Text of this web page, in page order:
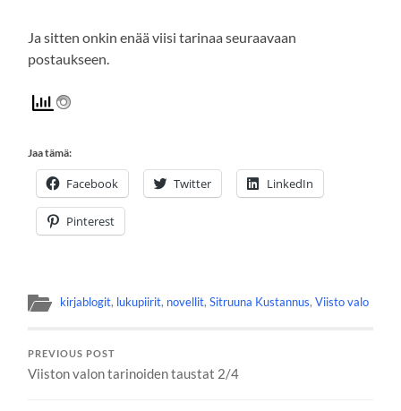
Ja sitten onkin enää viisi tarinaa seuraavaan
postaukseen.
Jaa tämä:
Facebook Twitter LinkedIn
Pinterest
kirjablogit, lukupiirit, novellit,Sitruuna Kustannus,Viisto valo
PREVIOUS POST
Viiston valon tarinoiden taustat 2/4